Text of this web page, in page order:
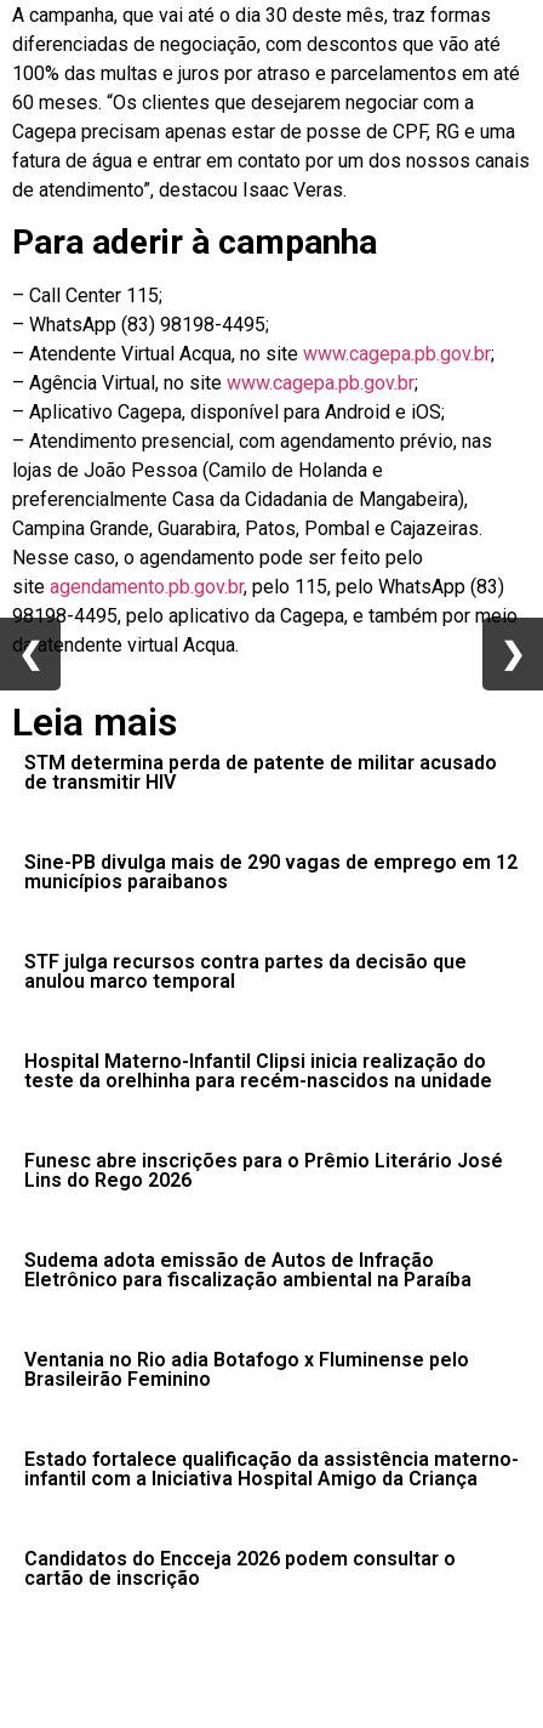
A campanha, que vai até o dia 30 deste mês, traz formas
diferenciadas de negociação, com descontos que vão até
100% das multas e juros por atraso e parcelamentos em até
60 meses. “Os clientes que desejarem negociar com a
Cagepa precisam apenas estar de posse de CPF, RG e uma
fatura de água e entrar em contato por um dos nossos canais
de atendimento”, destacou Isaac Veras.
Para aderir à campanha
– Call Center 115;
– WhatsApp (83) 98198-4495;
– Atendente Virtual Acqua, no site www.cagepa.pb.gov.br;
– Agência Virtual, no site www.cagepa.pb.gov.br;
– Aplicativo Cagepa, disponível para Android e iOS;
– Atendimento presencial, com agendamento prévio, nas
lojas de João Pessoa (Camilo de Holanda e
preferencialmente Casa da Cidadania de Mangabeira),
Campina Grande, Guarabira, Patos, Pombal e Cajazeiras.
Nesse caso, o agendamento pode ser feito pelo
site agendamento.pb.gov.br, pelo 115, pelo WhatsApp (83)
98198-4495, pelo aplicativo da Cagepa, e também por meio
da atendente virtual Acqua.
Leia mais
STM determina perda de patente de militar acusado
de transmitir HIV
Sine-PB divulga mais de 290 vagas de emprego em 12
municípios paraibanos
STF julga recursos contra partes da decisão que
anulou marco temporal
Hospital Materno-Infantil Clipsi inicia realização do
teste da orelhinha para recém-nascidos na unidade
Funesc abre inscrições para o Prêmio Literário José
Lins do Rego 2026
Sudema adota emissão de Autos de Infração
Eletrônico para fiscalização ambiental na Paraíba
Ventania no Rio adia Botafogo x Fluminense pelo
Brasileirão Feminino
Estado fortalece qualificação da assistência materno-
infantil com a Iniciativa Hospital Amigo da Criança
Candidatos do Encceja 2026 podem consultar o
cartão de inscrição
❮ ❯
❮ ❯